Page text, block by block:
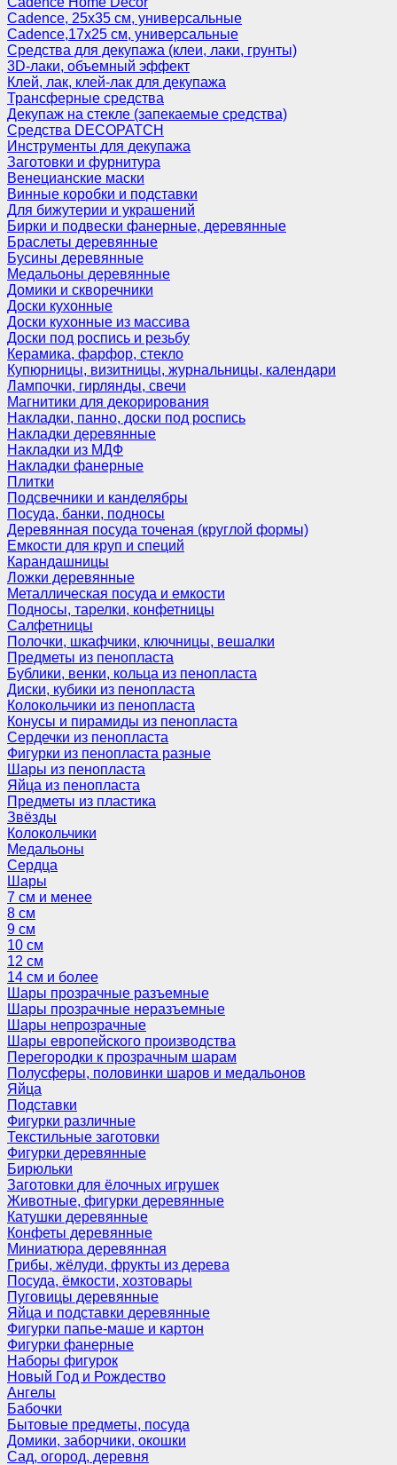
Cadence, 25х35 см, универсальные
Cadence,17х25 см, универсальные
Средства для декупажа (клеи, лаки, грунты)
3D-лаки, объемный эффект
Клей, лак, клей-лак для декупажа
Трансферные средства
Декупаж на стекле (запекаемые средства)
Средства DECOPATCH
Инструменты для декупажа
Заготовки и фурнитура
Венецианские маски
Винные коробки и подставки
Для бижутерии и украшений
Бирки и подвески фанерные, деревянные
Браслеты деревянные
Бусины деревянные
Медальоны деревянные
Домики и скворечники
Доски кухонные
Доски кухонные из массива
Доски под роспись и резьбу
Керамика, фарфор, стекло
Купюрницы, визитницы, журнальницы, календари
Лампочки, гирлянды, свечи
Магнитики для декорирования
Накладки, панно, доски под роспись
Накладки деревянные
Накладки из МДФ
Накладки фанерные
Плитки
Подсвечники и канделябры
Посуда, банки, подносы
Деревянная посуда точеная (круглой формы)
Емкости для круп и специй
Карандашницы
Ложки деревянные
Металлическая посуда и емкости
Подносы, тарелки, конфетницы
Салфетницы
Полочки, шкафчики, ключницы, вешалки
Предметы из пенопласта
Бублики, венки, кольца из пенопласта
Диски, кубики из пенопласта
Колокольчики из пенопласта
Конусы и пирамиды из пенопласта
Сердечки из пенопласта
Фигурки из пенопласта разные
Шары из пенопласта
Яйца из пенопласта
Предметы из пластика
Звёзды
Колокольчики
Медальоны
Сердца
Шары
7 см и менее
8 см
9 см
10 см
12 см
14 см и более
Шары прозрачные разъемные
Шары прозрачные неразъемные
Шары непрозрачные
Шары европейского производства
Перегородки к прозрачным шарам
Полусферы, половинки шаров и медальонов
Яйца
Подставки
Фигурки различные
Текстильные заготовки
Фигурки деревянные
Бирюльки
Заготовки для ёлочных игрушек
Животные, фигурки деревянные
Катушки деревянные
Конфеты деревянные
Миниатюра деревянная
Грибы, жёлуди, фрукты из дерева
Посуда, ёмкости, хозтовары
Пуговицы деревянные
Яйца и подставки деревянные
Фигурки папье-маше и картон
Фигурки фанерные
Наборы фигурок
Новый Год и Рождество
Ангелы
Бабочки
Бытовые предметы, посуда
Домики, заборчики, окошки
Сад, огород, деревня